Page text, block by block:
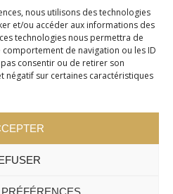
nous utilisons des technologies
et/ou accéder aux informations des
technologies nous permettra de
de navigation ou les ID
consentir ou de retirer son
négatif sur certaines caractéristiques
réservés -